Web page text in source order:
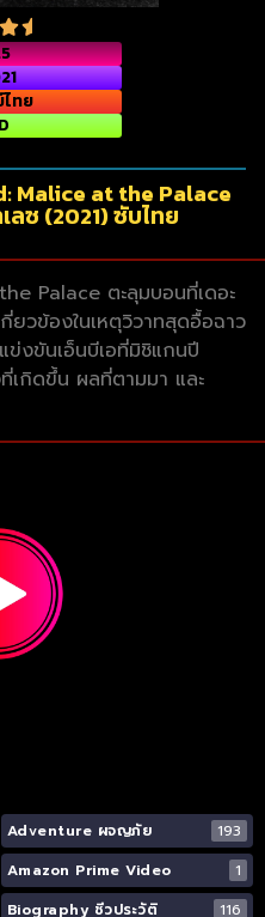
ทย
Malice at the Palace
ลซ (2021) ซับไทย
Palace ตะลุมบอนที่เดอะ
ยวข้องในเหตุวิวาทสุดอื้อฉาว
ข่งขันเอ็นบีเอที่มิชิแกนปี
กิดขึ้น ผลที่ตามมา และ
Adventure ผจญภัย
193
Amazon Prime Video
1
Biography ชีวประวัติ 116